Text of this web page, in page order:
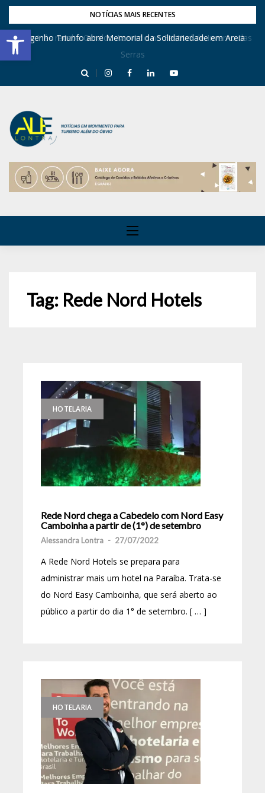
Barra de Ferramentas Aberta
NOTÍCIAS MAIS RECENTES
Dona Inês recebe Geraldo Azevedo no Festival de Inverno das
Serras
Engenho Triunfo abre Memorial da Solidariedade em Areia
Tag: Rede Nord Hotels
HOTELARIA
Rede Nord chega a Cabedelo com Nord Easy
Camboinha a partir de (1°) de setembro
Alessandra Lontra - 27/07/2022
A Rede Nord Hotels se prepara para
administrar mais um hotel na Paraíba. Trata-se
do Nord Easy Camboinha, que será aberto ao
público a partir do dia 1° de setembro. [ … ]
HOTELARIA